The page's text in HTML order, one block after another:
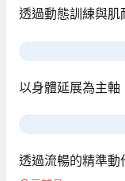
透過動態訓練與肌
以身體延展為主軸
透過流暢的精準動